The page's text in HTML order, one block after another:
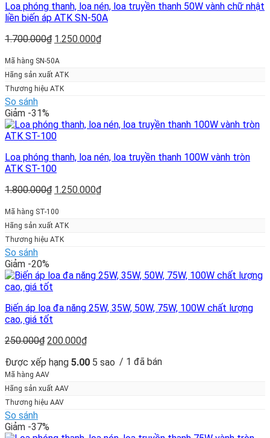
Loa phóng thanh, loa nén, loa truyền thanh 50W vành chữ nhật
liền biến áp ATK SN-50A
1.700.000₫ Giá
là:
1.700.000₫.
1.250.000₫Giá
Mã hàng SN-50A
Hãng sản xuất ATK
Thương hiệu ATK
So sánh
Giảm -31%
Loa phóng thanh, loa nén, loa truyền thanh 100W vành tròn
ATK ST-100
1.800.000₫ Giá
là:
1.800.000₫.
1.250.000₫Giá
Mã hàng ST-100
Hãng sản xuất ATK
Thương hiệu ATK
So sánh
Giảm -20%
Biến áp loa đa năng 25W, 35W, 50W, 75W, 100W chất lượng
cao, giá tốt
250.000₫ Giá
là:
250.000₫.
200.000₫Giá
tại
Được xếp hạng 5.00 5 sao / 1 đã bán
Mã hàng AAV
Hãng sản xuất AAV
Thương hiệu AAV
So sánh
Giảm -37%